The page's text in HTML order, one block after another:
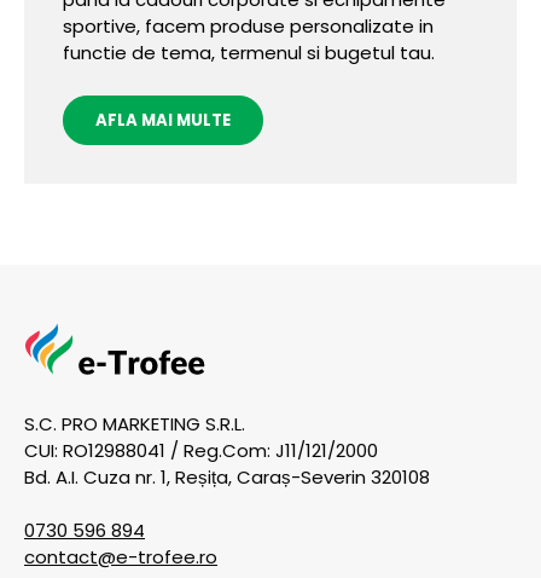
sportive, facem produse personalizate in
functie de tema, termenul si bugetul tau.
AFLA MAI MULTE
S.C. PRO MARKETING S.R.L.
CUI: RO12988041 / Reg.Com: J11/121/2000
Bd. A.I. Cuza nr. 1, Reșița, Caraș-Severin 320108
0730 596 894
contact@e-trofee.ro